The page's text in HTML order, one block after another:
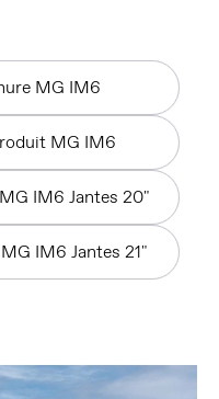
MG IM6
MG IM6
IM6 Jantes 20"
IM6 Jantes 21"